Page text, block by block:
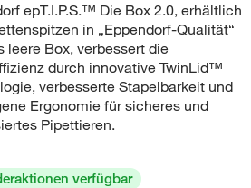
epT.I.P.S.™ Die Box 2.0, erhältlich
in „Eppendorf-Qualität“
leere Box, verbessert die
durch innovative TwinLid™
verbesserte Stapelbarkeit und
Ergonomie für sicheres und
Pipettieren.
verfügbar